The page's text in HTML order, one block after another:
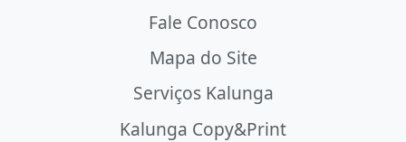
Fale Conosco
Mapa do Site
Serviços Kalunga
Kalunga Copy&Print